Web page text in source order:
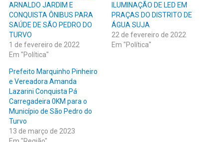
ARNALDO JARDIM E
CONQUISTA ÔNIBUS PARA
SAÚDE DE SÃO PEDRO DO
TURVO
1 de fevereiro de 2022
Em "Política"
ILUMINAÇÃO DE LED EM
PRAÇAS DO DISTRITO DE
ÁGUA SUJA
22 de fevereiro de 2022
Em "Política"
Prefeito Marquinho Pinheiro
e Vereadora Amanda
Lazarini Conquista Pá
Carregadeira 0KM para o
Município de São Pedro do
Turvo
13 de março de 2023